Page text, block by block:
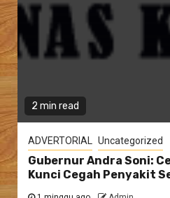
2 min read
ADVERTORIAL Uncategorized
Gubernur Andra Soni:
Kunci Cegah Penyakit